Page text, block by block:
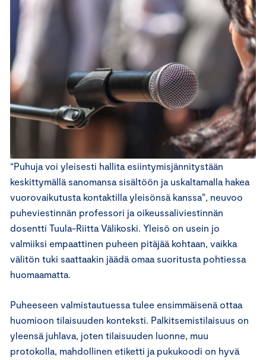
“Puhuja voi yleisesti hallita esiintymisjännitystään
keskittymällä sanomansa sisältöön ja uskaltamalla hakea
vuorovaikutusta kontaktilla yleisönsä kanssa”, neuvoo
puheviestinnän professori ja oikeussaliviestinnän
dosentti Tuula-Riitta Välikoski. Yleisö on usein jo
valmiiksi empaattinen puheen pitäjää kohtaan, vaikka
välitön tuki saattaakin jäädä omaa suoritusta pohtiessa
huomaamatta.
Puheeseen valmistautuessa tulee ensimmäisenä ottaa
huomioon tilaisuuden konteksti. Palkitsemistilaisuus on
yleensä juhlava, joten tilaisuuden luonne, muu
protokolla, mahdollinen etiketti ja pukukoodi on hyvä